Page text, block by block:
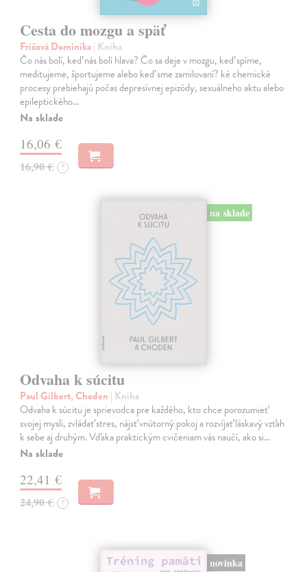
Cesta do mozgu a späť
Fričová Dominika| Kniha
Čo nás bolí, keď nás bolí hlava? Čo sa deje v mozgu, keď spíme,
meditujeme, športujeme alebo keď sme zamilovaní? ké chemické
procesy prebiehajú počas depresívnej epizódy, sexuálneho aktu alebo
epileptického…
Na sklade
16,06 €
16,90 € ?
na sklade
Odvaha k súcitu
Paul Gilbert, Choden | Kniha
Odvaha k súcitu je sprievodca pre každého, kto chce porozumieť
svojej mysli, zvládať stres, nájsť vnútorný pokoj a rozvíjať láskavý vzťah
k sebe aj druhým. Vďaka praktickým cvičeniam vás naučí, ako si…
Na sklade
22,41 €
24,90 € ?
novinka